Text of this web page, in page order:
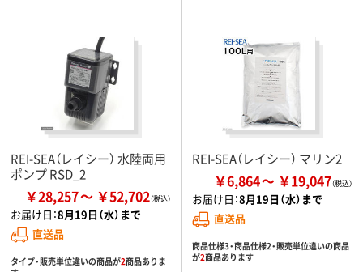
REI-SEA（レイシー） 水陸両用
ポンプ RSD_2
￥28,257 ￥52,702
お届け日：8月19日（水）まで
直送品
タイプ・販売単位違いの商品が2商品ありま
REI-SEA（レイシー） マリン2
￥6,864 ￥19,047
お届け日：8月19日（水）まで
直送品
商品仕様3・商品仕様2・販売単位違いの商品
が2商品あります